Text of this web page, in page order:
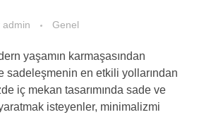
admin Genel
yaşamın karmaşasından
sadeleşmenin en etkili yollarından
iç mekan tasarımında sade ve
isteyenler, minimalizmi